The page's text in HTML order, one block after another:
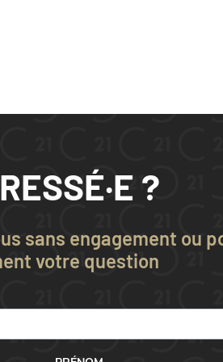
?
sans engagement ou
votre question